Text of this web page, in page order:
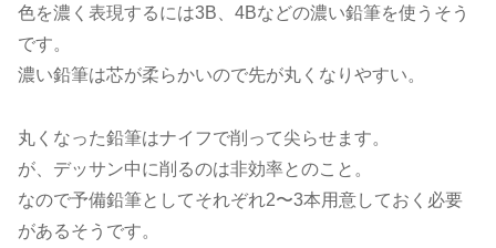
色を濃く表現するには3B、4Bなどの濃い鉛筆を使うそう
です。
濃い鉛筆は芯が柔らかいので先が丸くなりやすい。
丸くなった鉛筆はナイフで削って尖らせます。
が、デッサン中に削るのは非効率とのこと。
なので予備鉛筆としてそれぞれ2〜3本用意しておく必要
があるそうです。